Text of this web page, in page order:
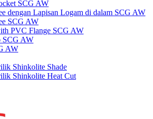
SCG AW
dengan Lapisan Logam di dalam SCG AW
SCG AW
PVC Flange SCG AW
SCG AW
AW
Shinkolite Shade
Shinkolite Heat Cut